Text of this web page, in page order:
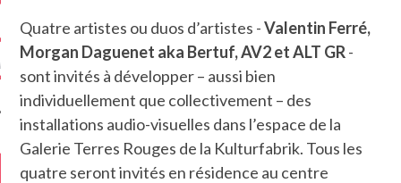
5.4
CLAN – A BE...
6.8
– HEL...
Quatre artistes ou duos d’artistes -Valentin Ferré,
Morgan Daguenet aka Bertuf, AV2 et ALT GR-
sont invités à développer – aussi bien
individuellement que collectivement – des
installations audio-visuelles dans l’espace de la
Galerie Terres Rouges de la Kulturfabrik. Tous les
quatre seront invités en résidence au centre